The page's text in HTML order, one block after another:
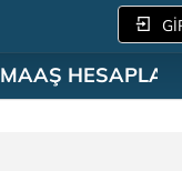
MAAŞ